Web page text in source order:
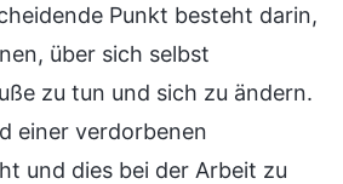
Punkt besteht darin,
über sich selbst
zu tun und sich zu ändern.
einer verdorbenen
und dies bei der Arbeit zu